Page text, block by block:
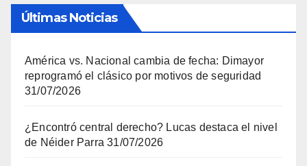
Últimas Noticias
América vs. Nacional cambia de fecha: Dimayor
reprogramó el clásico por motivos de seguridad
31/07/2026
¿Encontró central derecho? Lucas destaca el nivel
de Néider Parra 31/07/2026